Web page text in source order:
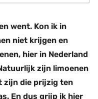
went. Kon ik in
niet krijgen en
hier in Nederland
zijn limoenen
zijn die prijzig ten
En dus grijp ik hier